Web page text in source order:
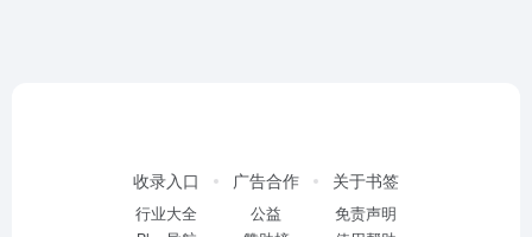
收录入口
行业大全
广告合作
公益
关于书签
免责声明